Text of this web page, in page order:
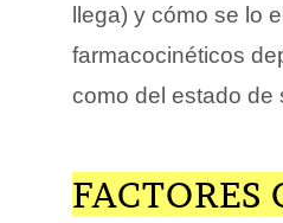
llega) y cómo se lo
farmacocinéticos
como del estado de
FACTORES